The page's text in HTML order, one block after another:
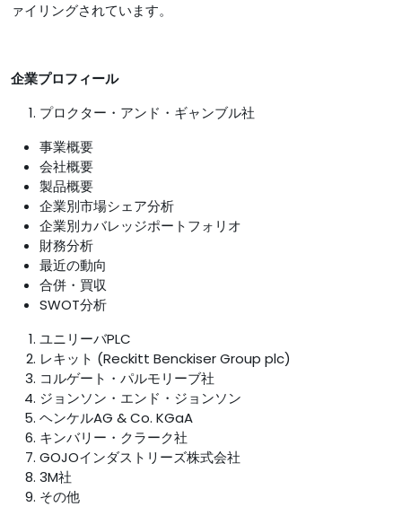
ァイリングされています。
企業プロフィール
プロクター・アンド・ギャンブル社
事業概要
会社概要
製品概要
企業別市場シェア分析
企業別カバレッジポートフォリオ
財務分析
最近の動向
合併・買収
SWOT分析
ユニリーバPLC
レキット (Reckitt Benckiser Group plc)
コルゲート・パルモリーブ社
ジョンソン・エンド・ジョンソン
ヘンケルAG & Co. KGaA
キンバリー・クラーク社
GOJOインダストリーズ株式会社
3M社
その他